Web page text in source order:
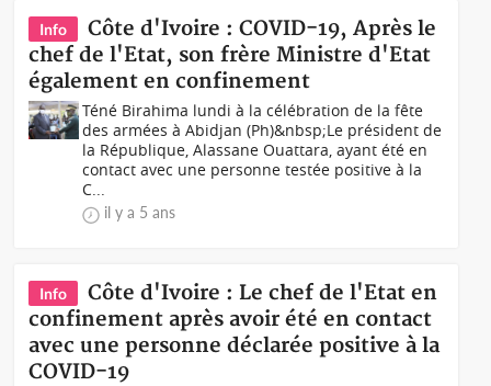
Info
Côte d'Ivoire : COVID-19, Après le
chef de l'Etat, son frère Ministre d'Etat
également en confinement
Téné Birahima lundi à la célébration de la fête
des armées à Abidjan (Ph)&nbsp;Le président de
la République, Alassane Ouattara, ayant été en
contact avec une personne testée positive à la
C...
il y a 5 ans
Info
Côte d'Ivoire : Le chef de l'Etat en
confinement après avoir été en contact
avec une personne déclarée positive à la
COVID-19